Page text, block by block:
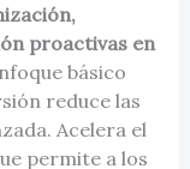
proactivas en
básico
reduce las
Acelera el
permite a los